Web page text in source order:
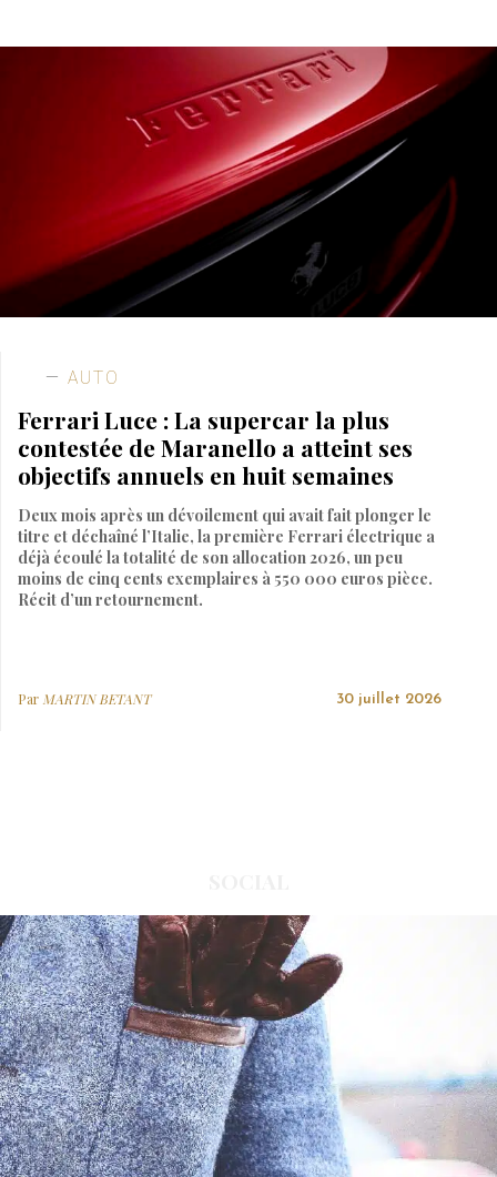
AUTO
Ferrari Luce : La supercar la plus
contestée de Maranello a atteint ses
objectifs annuels en huit semaines
Deux mois après un dévoilement qui avait fait plonger le
titre et déchaîné l’Italie, la première Ferrari électrique a
déjà écoulé la totalité de son allocation 2026, un peu
moins de cinq cents exemplaires à 550 000 euros pièce.
Récit d’un retournement.
Par MARTIN BETANT 30 juillet 2026